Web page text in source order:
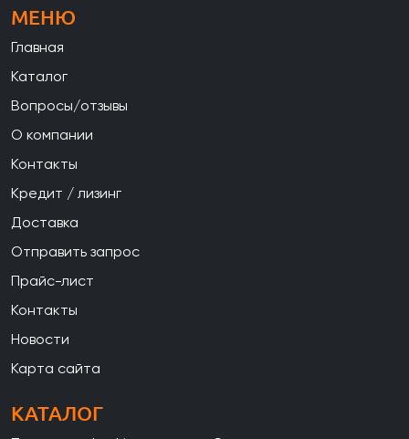
МЕНЮ
Главная
Каталог
Вопросы/отзывы
О компании
Контакты
Кредит / лизинг
Доставка
Отправить запрос
Прайс-лист
Контакты
Новости
Карта сайта
КАТАЛОГ